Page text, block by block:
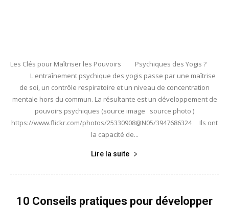
Les Clés pour Maîtriser les Pouvoirs Psychiques des Yogis ?
L'entraînement psychique des yogis passe par une maîtrise
de soi, un contrôle respiratoire et un niveau de concentration
mentale hors du commun. La résultante est un développement de
pouvoirs psychiques (source image source photo )
https://www.flickr.com/photos/25330908@N05/3947686324 Ils ont
la capacité de...
Lire la suite
10 Conseils pratiques pour développer